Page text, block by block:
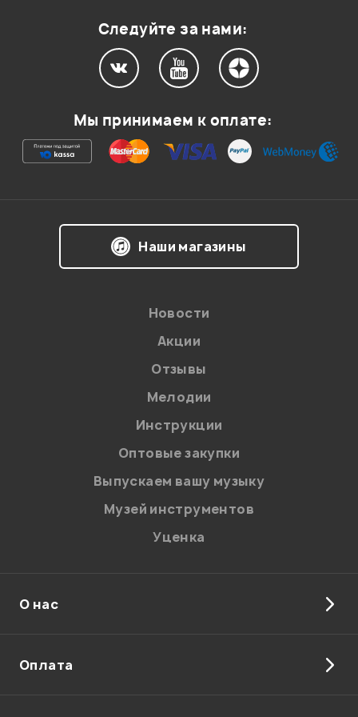
Ваша оценка:
на обработку персональных данных в
Политикой в отношении обработки
персональных данных.
Введите проверочное число:
Отправить
Следуйте за нами:
Мы принимаем к оплате:
Наши магазины
Новости
Акции
Отзывы
Мелодии
Инструкции
Оптовые закупки
Выпускаем вашу музыку
Музей инструментов
Уценка
О нас
Оплата